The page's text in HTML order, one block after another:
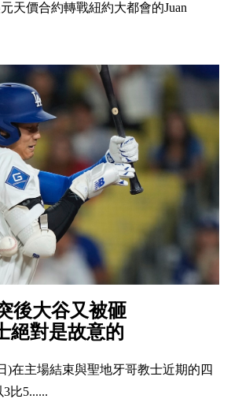
天價合約轉戰紐約大都會的Juan
後大谷又被砸
絕對是故意的
)在主場結束與聖地牙哥教士近期的四
比5......